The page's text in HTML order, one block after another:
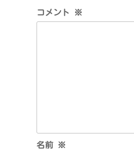
ョ
ン
コメント ※
名前 ※